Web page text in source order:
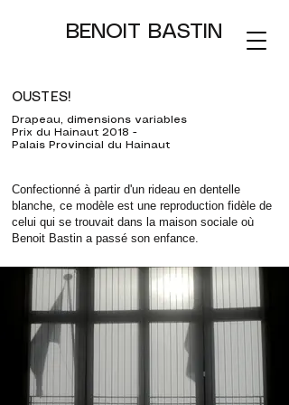
BENOIT BASTIN
OUSTES!
Drapeau, dimensions variables
Prix du Hainaut 2018 -
Palais Provincial du Hainaut
Confectionné à partir d'un rideau en dentelle
blanche, ce modèle est une reproduction fidèle de
celui qui se trouvait dans la maison sociale où
Benoit Bastin a passé son enfance.